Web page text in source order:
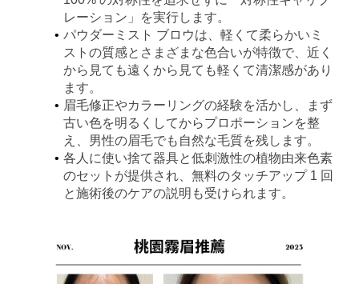
レーション」を実行します。
パウダーミスト ブロウは、軽くて柔らかいミ
ストの質感とさまざまな色合いが特徴で、近く
から見ても遠くから見ても軽くて清潔感があり
ます。
眉毛修正やカラーリングの経験を活かし、まず
古い色を明るくしてからプロポーションを整
え、男性の眉毛でも自然な毛質を残します。
各人に使い捨て器具と低刺激性の植物由来色素
のセットが提供され、無料のタッチアップ 1 回
と施術後のケアの説明も受けられます。